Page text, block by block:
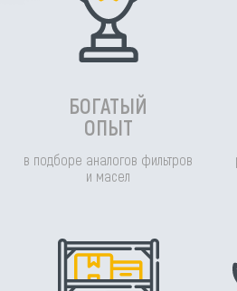
БОГАТЫЙ
ОПЫТ
в подборе аналогов фильтров
и масел